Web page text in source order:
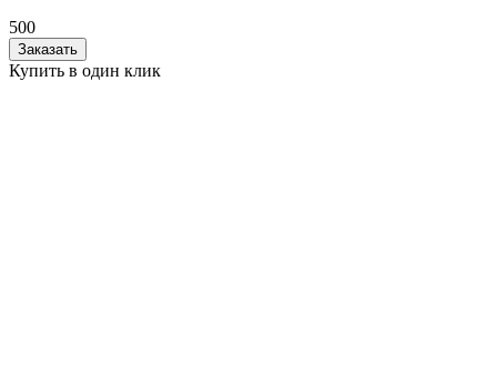
500
Заказать
Купить в один клик